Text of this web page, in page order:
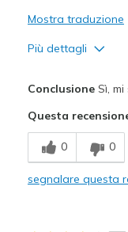
Mostra traduzione
Più dettagli
Difetti
No cons so far
ConclusioneSì, mi
Questa
0 0
segnalare questa